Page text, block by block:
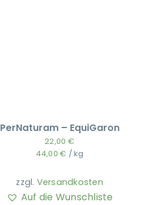
PerNaturam – EquiGaron
22,00 €
44,00€ /kg
zzgl. Versandkosten
Auf die Wunschliste